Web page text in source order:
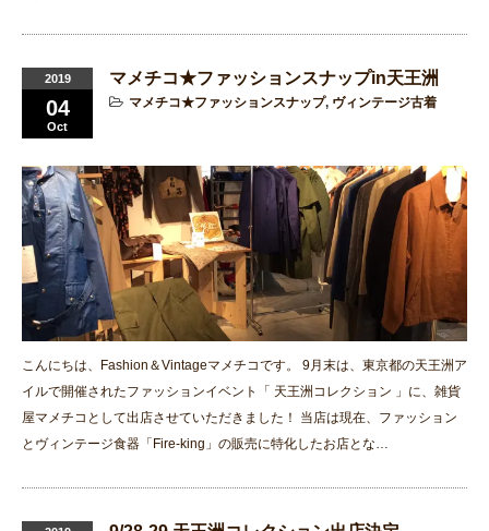
2019
04
Oct
マメチコ★ファッションスナップin天王洲
マメチコ★ファッションスナップ, ヴィンテージ古着
こんにちは、Fashion＆Vintageマメチコです。 9月末は、東京都の天王洲ア
イルで開催されたファッションイベント「 天王洲コレクション 」に、雑貨
屋マメチコとして出店させていただきました！ 当店は現在、ファッション
とヴィンテージ食器「Fire-king」の販売に特化したお店とな…